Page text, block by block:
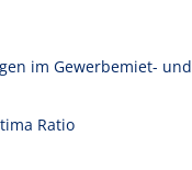
im Gewerbemiet- und
Ratio